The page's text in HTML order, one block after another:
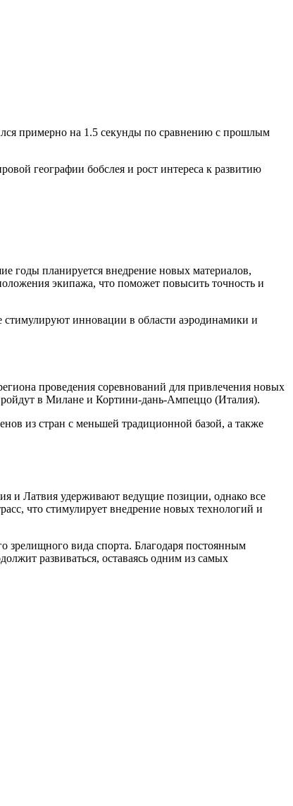
примерно на 1.5 секунды по сравнению с прошлым
географии бобслея и рост интереса к развитию
годы планируется внедрение новых материалов,
экипажа, что поможет повысить точность и
инновации в области аэродинамики и
проведения соревнований для привлечения новых
в Милане и Кортини-дань-Ампеццо (Италия).
из стран с меньшей традиционной базой, а также
и Латвия удерживают ведущие позиции, однако все
что стимулирует внедрение новых технологий и
зрелищного вида спорта. Благодаря постоянным
развиваться, оставаясь одним из самых